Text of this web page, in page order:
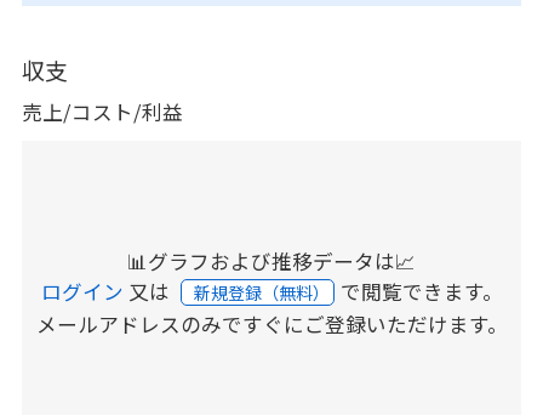
収支
売上/コスト/利益
📊グラフおよび推移データは📈
ログイン 又は 新規登録（無料） で閲覧できます。
メールアドレスのみですぐにご登録いただけます。